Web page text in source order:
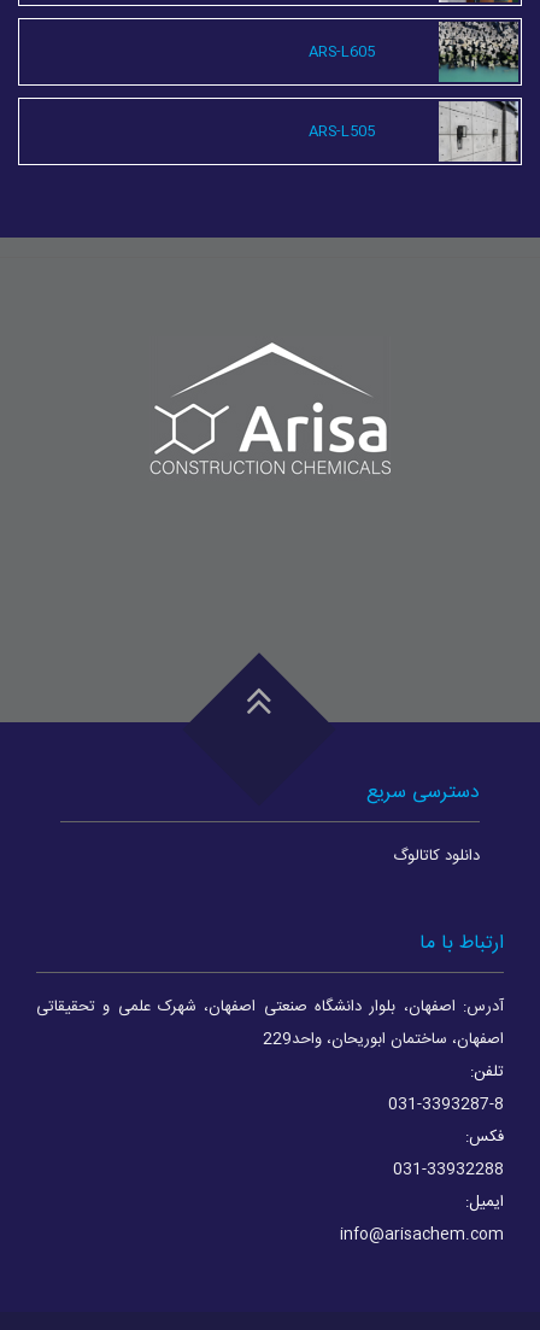
ARS-L605
ARS-L505
دسترسی سریع
دانلود کاتالوگ
ارتباط با ما
آدرس: اصفهان، بلوار دانشگاه صنعتی اصفهان، شهرک علمی و تحقیقاتی
اصفهان، ساختمان ابوریحان، واحد229
تلفن:
031-3393287-8
فکس:
031-33932288
ایمیل:
info@arisachem.com